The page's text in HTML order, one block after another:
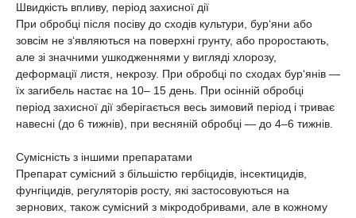
Швидкість впливу, період захисної дії
При обробці після посіву до сходів культури, бур‘яни або
зовсім не з‘являються на поверхні грунту, або проростають,
але зі значними ушкодженнями у вигляді хлорозу,
деформації листя, некрозу. При обробці по сходах бур‘янів —
їх загибель настає на 10– 15 день. При осінній обробці
період захисної дії зберігається весь зимовий період і триває
навесні (до 6 тижнів), при весняній обробці — до 4–6 тижнів.
Сумісність з іншими препаратами
Препарат сумісний з більшістю гербіцидів, інсектицидів,
фунгіцидів, регуляторів росту, які застосовуються на
зернових, також сумісний з мікродобривами, але в кожному